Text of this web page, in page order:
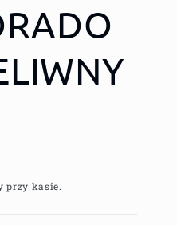
przy kasie.